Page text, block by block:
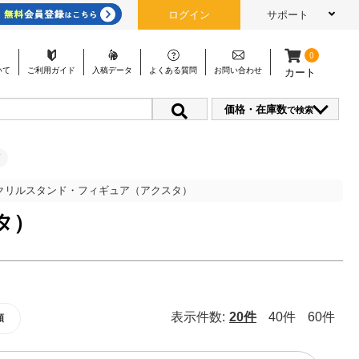
ログイン サポート
て ご利用ガイド 入稿データ よくある質問 お問い合わせ
0
カート
価格・在庫数で検索
ルスタンド・フィギュア（アクスタ）
表示件数: 20件 40件 60件